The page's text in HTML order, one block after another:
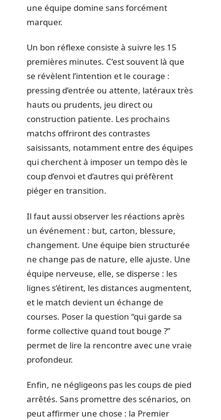
une équipe domine sans forcément
marquer.
Un bon réflexe consiste à suivre les 15
premières minutes. C’est souvent là que
se révèlent l’intention et le courage :
pressing d’entrée ou attente, latéraux très
hauts ou prudents, jeu direct ou
construction patiente. Les prochains
matchs offriront des contrastes
saisissants, notamment entre des équipes
qui cherchent à imposer un tempo dès le
coup d’envoi et d’autres qui préfèrent
piéger en transition.
Il faut aussi observer les réactions après
un événement : but, carton, blessure,
changement. Une équipe bien structurée
ne change pas de nature, elle ajuste. Une
équipe nerveuse, elle, se disperse : les
lignes s’étirent, les distances augmentent,
et le match devient un échange de
courses. Poser la question “qui garde sa
forme collective quand tout bouge ?”
permet de lire la rencontre avec une vraie
profondeur.
Enfin, ne négligeons pas les coups de pied
arrêtés. Sans promettre des scénarios, on
peut affirmer une chose : la Premier